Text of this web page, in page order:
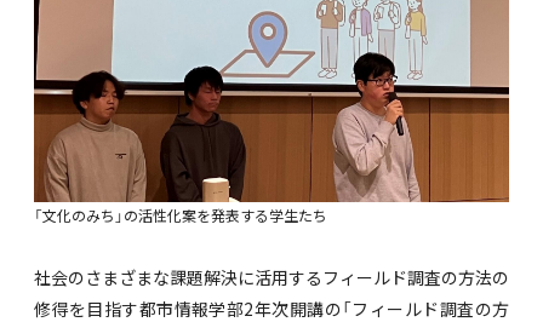
「文化のみち」の活性化案を発表する学生たち
社会のさまざまな課題解決に活用するフィールド調査の方法の
修得を目指す都市情報学部2年次開講の「フィールド調査の方